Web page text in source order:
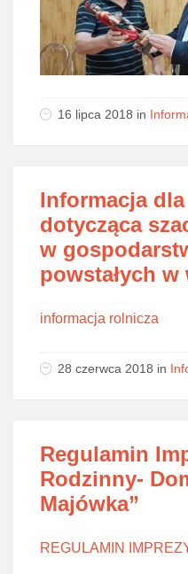
16 lipca 2018 in
Informacja
dotycząca
w
powstałych
informacja rolnicza
28 czerwca 2018 in
Regulamin
Rodzinny-
Majówka”
REGULAMIN